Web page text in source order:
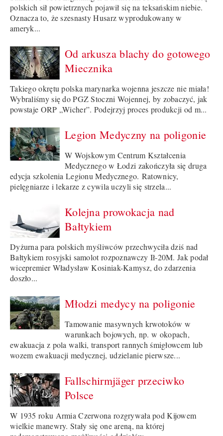
polskich sił powietrznych pojawił się na teksańskim niebie.
Oznacza to, że szesnasty Husarz wyprodukowany w
ameryk...
Od arkusza blachy do gotowego
Miecznika
Takiego okrętu polska marynarka wojenna jeszcze nie miała!
Wybraliśmy się do PGZ Stoczni Wojennej, by zobaczyć, jak
powstaje ORP „Wicher”. Podejrzyj proces produkcji od m...
Legion Medyczny na poligonie
W Wojskowym Centrum Kształcenia
Medycznego w Łodzi zakończyła się druga
edycja szkolenia Legionu Medycznego. Ratownicy,
pielęgniarze i lekarze z cywila uczyli się strzela...
Kolejna prowokacja nad
Bałtykiem
Dyżurna para polskich myśliwców przechwyciła dziś nad
Bałtykiem rosyjski samolot rozpoznawczy Ił-20M. Jak podał
wicepremier Władysław Kosiniak-Kamysz, do zdarzenia
doszło...
Młodzi medycy na poligonie
Tamowanie masywnych krwotoków w
warunkach bojowych, np. w okopach,
ewakuacja z pola walki, transport rannych śmigłowcem lub
wozem ewakuacji medycznej, udzielanie pierwsze...
Fallschirmjäger przeciwko
Polsce
W 1935 roku Armia Czerwona rozgrywała pod Kijowem
wielkie manewry. Stały się one areną, na której